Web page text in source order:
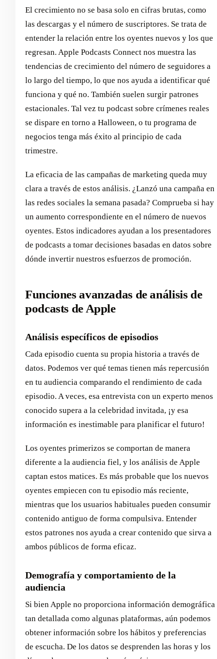
El crecimiento no se basa solo en cifras brutas, como
las descargas y el número de suscriptores. Se trata de
entender la relación entre los oyentes nuevos y los que
regresan. Apple Podcasts Connect nos muestra las
tendencias de crecimiento del número de seguidores a
lo largo del tiempo, lo que nos ayuda a identificar qué
funciona y qué no. También suelen surgir patrones
estacionales. Tal vez tu podcast sobre crímenes reales
se dispare en torno a Halloween, o tu programa de
negocios tenga más éxito al principio de cada
trimestre.
La eficacia de las campañas de marketing queda muy
clara a través de estos análisis. ¿Lanzó una campaña en
las redes sociales la semana pasada? Comprueba si hay
un aumento correspondiente en el número de nuevos
oyentes. Estos indicadores ayudan a los presentadores
de podcasts a tomar decisiones basadas en datos sobre
dónde invertir nuestros esfuerzos de promoción.
Funciones avanzadas de análisis de
podcasts de Apple
Análisis específicos de episodios
Cada episodio cuenta su propia historia a través de
datos. Podemos ver qué temas tienen más repercusión
en tu audiencia comparando el rendimiento de cada
episodio. A veces, esa entrevista con un experto menos
conocido supera a la celebridad invitada, ¡y esa
información es inestimable para planificar el futuro!
Los oyentes primerizos se comportan de manera
diferente a la audiencia fiel, y los análisis de Apple
captan estos matices. Es más probable que los nuevos
oyentes empiecen con tu episodio más reciente,
mientras que los usuarios habituales pueden consumir
contenido antiguo de forma compulsiva. Entender
estos patrones nos ayuda a crear contenido que sirva a
ambos públicos de forma eficaz.
Demografía y comportamiento de la
audiencia
Si bien Apple no proporciona información demográfica
tan detallada como algunas plataformas, aún podemos
obtener información sobre los hábitos y preferencias
de escucha. De los datos se desprenden las horas y los